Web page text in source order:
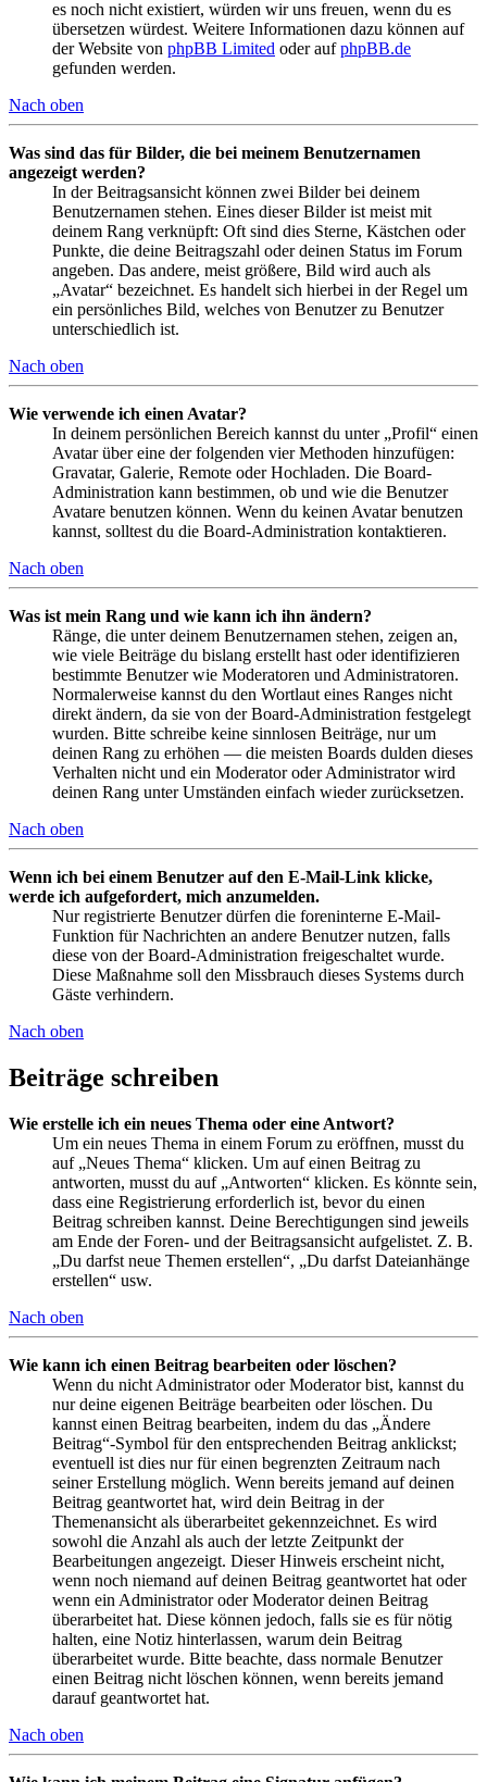
es noch nicht existiert, würden wir uns freuen, wenn du es
übersetzen würdest. Weitere Informationen dazu können auf
der Website von phpBB Limited oder aufphpBB.de
gefunden werden.
Nach oben
Was sind das für Bilder, die bei meinem Benutzernamen
angezeigt werden?
In der Beitragsansicht können zwei Bilder bei deinem
Benutzernamen stehen. Eines dieser Bilder ist meist mit
deinem Rang verknüpft: Oft sind dies Sterne, Kästchen oder
Punkte, die deine Beitragszahl oder deinen Status im Forum
angeben. Das andere, meist größere, Bild wird auch als
„Avatar“ bezeichnet. Es handelt sich hierbei in der Regel um
ein persönliches Bild, welches von Benutzer zu Benutzer
unterschiedlich ist.
Nach oben
Wie verwende ich einen Avatar?
In deinem persönlichen Bereich kannst du unter „Profil“ einen
Avatar über eine der folgenden vier Methoden hinzufügen:
Gravatar, Galerie, Remote oder Hochladen. Die Board-
Administration kann bestimmen, ob und wie die Benutzer
Avatare benutzen können. Wenn du keinen Avatar benutzen
kannst, solltest du die Board-Administration kontaktieren.
Nach oben
Was ist mein Rang und wie kann ich ihn ändern?
Ränge, die unter deinem Benutzernamen stehen, zeigen an,
wie viele Beiträge du bislang erstellt hast oder identifizieren
bestimmte Benutzer wie Moderatoren und Administratoren.
Normalerweise kannst du den Wortlaut eines Ranges nicht
direkt ändern, da sie von der Board-Administration festgelegt
wurden. Bitte schreibe keine sinnlosen Beiträge, nur um
deinen Rang zu erhöhen — die meisten Boards dulden dieses
Verhalten nicht und ein Moderator oder Administrator wird
deinen Rang unter Umständen einfach wieder zurücksetzen.
Nach oben
Wenn ich bei einem Benutzer auf den E-Mail-Link klicke,
werde ich aufgefordert, mich anzumelden.
Nur registrierte Benutzer dürfen die foreninterne E-Mail-
Funktion für Nachrichten an andere Benutzer nutzen, falls
diese von der Board-Administration freigeschaltet wurde.
Diese Maßnahme soll den Missbrauch dieses Systems durch
Gäste verhindern.
Nach oben
Beiträge schreiben
Wie erstelle ich ein neues Thema oder eine Antwort?
Um ein neues Thema in einem Forum zu eröffnen, musst du
auf „Neues Thema“ klicken. Um auf einen Beitrag zu
antworten, musst du auf „Antworten“ klicken. Es könnte sein,
dass eine Registrierung erforderlich ist, bevor du einen
Beitrag schreiben kannst. Deine Berechtigungen sind jeweils
am Ende der Foren- und der Beitragsansicht aufgelistet. Z. B.
„Du darfst neue Themen erstellen“, „Du darfst Dateianhänge
erstellen“ usw.
Nach oben
Wie kann ich einen Beitrag bearbeiten oder löschen?
Wenn du nicht Administrator oder Moderator bist, kannst du
nur deine eigenen Beiträge bearbeiten oder löschen. Du
kannst einen Beitrag bearbeiten, indem du das „Ändere
Beitrag“-Symbol für den entsprechenden Beitrag anklickst;
eventuell ist dies nur für einen begrenzten Zeitraum nach
seiner Erstellung möglich. Wenn bereits jemand auf deinen
Beitrag geantwortet hat, wird dein Beitrag in der
Themenansicht als überarbeitet gekennzeichnet. Es wird
sowohl die Anzahl als auch der letzte Zeitpunkt der
Bearbeitungen angezeigt. Dieser Hinweis erscheint nicht,
wenn noch niemand auf deinen Beitrag geantwortet hat oder
wenn ein Administrator oder Moderator deinen Beitrag
überarbeitet hat. Diese können jedoch, falls sie es für nötig
halten, eine Notiz hinterlassen, warum dein Beitrag
überarbeitet wurde. Bitte beachte, dass normale Benutzer
einen Beitrag nicht löschen können, wenn bereits jemand
darauf geantwortet hat.
Nach oben